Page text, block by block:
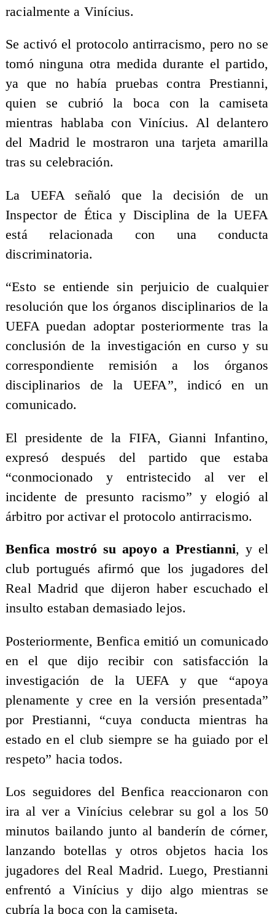
racialmente a Vinícius.
Se activó el protocolo antirracismo, pero no se
tomó ninguna otra medida durante el partido,
ya que no había pruebas contra Prestianni,
quien se cubrió la boca con la camiseta
mientras hablaba con Vinícius. Al delantero
del Madrid le mostraron una tarjeta amarilla
tras su celebración.
La UEFA señaló que la decisión de un
Inspector de Ética y Disciplina de la UEFA
está relacionada con una conducta
discriminatoria.
“Esto se entiende sin perjuicio de cualquier
resolución que los órganos disciplinarios de la
UEFA puedan adoptar posteriormente tras la
conclusión de la investigación en curso y su
correspondiente remisión a los órganos
disciplinarios de la UEFA”, indicó en un
comunicado.
El presidente de la FIFA, Gianni Infantino,
expresó después del partido que estaba
“conmocionado y entristecido al ver el
incidente de presunto racismo” y elogió al
árbitro por activar el protocolo antirracismo.
Benfica mostró su apoyo a Prestianni, y el
club portugués afirmó que los jugadores del
Real Madrid que dijeron haber escuchado el
insulto estaban demasiado lejos.
Posteriormente, Benfica emitió un comunicado
en el que dijo recibir con satisfacción la
investigación de la UEFA y que “apoya
plenamente y cree en la versión presentada”
por Prestianni, “cuya conducta mientras ha
estado en el club siempre se ha guiado por el
respeto” hacia todos.
Los seguidores del Benfica reaccionaron con
ira al ver a Vinícius celebrar su gol a los 50
minutos bailando junto al banderín de córner,
lanzando botellas y otros objetos hacia los
jugadores del Real Madrid. Luego, Prestianni
enfrentó a Vinícius y dijo algo mientras se
cubría la boca con la camiseta.